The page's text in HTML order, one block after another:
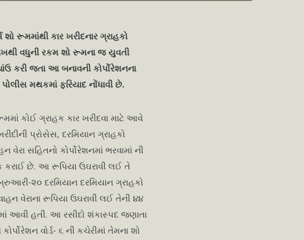
રૂમમાંથી કાર ખરીદનાર ગ્રાહકો
વધુની રકમ શો રૂમના જ યુવતી
કરી જતા આ બનાવની કોર્પોરેશનના
મથકમાં ફરિયાદ નોંધાવી છે.
કોઈ ગ્રાહક કાર ખરીદવા માટે આવે
પ્રોસેસ, દરમિયાન ગ્રાહકો
સહિતનો કોર્પોરેશનમાં ભરવામાં ની
કરાઈ છે. આ રૂપિયા ઉઘરાવી લઈ તે
૨૦ દરમિયાન દરમિયાન ગ્રાહકો
વેરાના રૂપિયા ઉઘરાવી લઈ તેની ૪૪
આવી હતી. આ રસીદો શંકાસ્પદ જણાતા
વોર્ડ- ૬ ની કચેરીમાં તેમના શો